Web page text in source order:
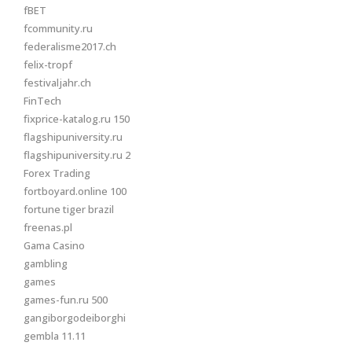
fBET
fcommunity.ru
federalisme2017.ch
felix-tropf
festivaljahr.ch
FinTech
fixprice-katalog.ru 150
flagshipuniversity.ru
flagshipuniversity.ru 2
Forex Trading
fortboyard.online 100
fortune tiger brazil
freenas.pl
Gama Casino
gambling
games
games-fun.ru 500
gangiborgodeiborghi
gembla 11.11